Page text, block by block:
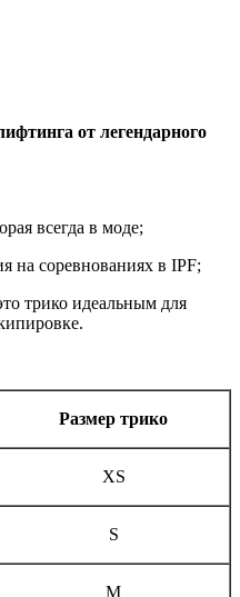
от легендарного
всегда в моде;
на соревнованиях в IPF;
трико идеальным для
Размер трико
XS
S
М